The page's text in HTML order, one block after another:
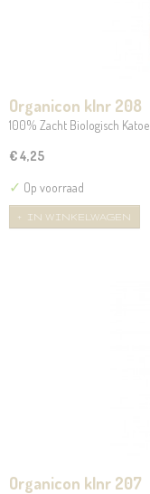
Organicon klnr 208
100% Zacht Biologisch
€ 4,25
✓ Op voorraad
IN WINKELWAGEN
Organicon klnr 207